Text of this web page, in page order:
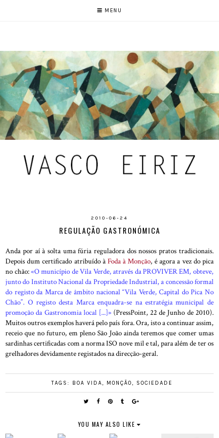
MENU
2010-06-24
REGULAÇÃO GASTRONÓMICA
Anda por aí à solta uma fúria reguladora dos nossos pratos tradicionais.
Depois dum certificado atribuído à Foda à Monção, é agora a vez do pica
no chão:«O município de Vila Verde, através da PROVIVER EM, obteve,
junto do Instituto Nacional da Propriedade Industrial, a concessão formal
do registo da Marca de âmbito nacional “Vila Verde, Capital do Pica No
Chão”. O registo desta Marca enquadra-se na estratégia municipal de
promoção da Gastronomia local [...]»(PressPoint, 22 de Junho de 2010).
Muitos outros exemplos haverá pelo país fora. Ora, isto a continuar assim,
receio que no futuro, em pleno São João ainda teremos que comer umas
sardinhas certificadas com a norma ISO nove mil e tal, para além de ter os
grelhadores devidamente registados na direcção-geral.
TAGS: BOA VIDA, MONÇÃO, SOCIEDADE
YOU MAY ALSO LIKE